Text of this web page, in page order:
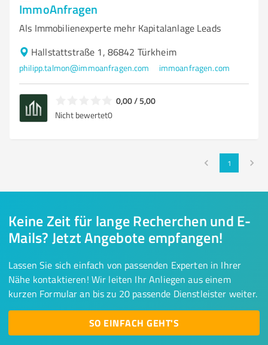
ImmoAnfragen
Als Immobilienexperte mehr Kapitalanlage Leads
Hallstattstraße 1, 86842 Türkheim
philipp.talmon@immoanfragen.com immoanfragen.com
0,00 / 5,00
Nicht bewertet0
1
Keine Zeit für lange Recherchen und E-
Mails? Jetzt Angebote empfangen!
Lassen Sie sich einfach von passenden Experten in Ihrer
Nähe kontaktieren! Wir leiten Ihr Anliegen aus einem
kurzen Formular an bis zu 20 passende Dienstleister weiter.
SO EINFACH GEHT'S